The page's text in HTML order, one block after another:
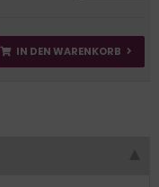
IN DEN WARENKORB